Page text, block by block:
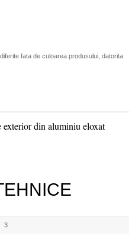
fata de culoarea produsului, datorita
exterior din aluminiu eloxat
3